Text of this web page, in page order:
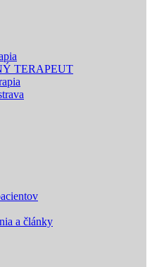
TERAPEUT
a články